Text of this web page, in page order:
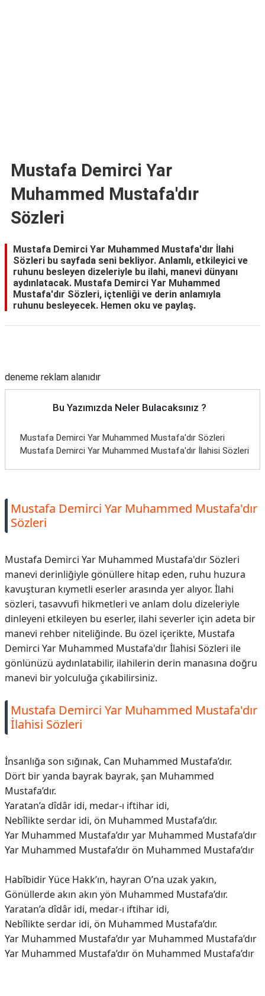
Mustafa Demirci Yar
Muhammed Mustafa'dır
Sözleri
Mustafa Demirci Yar Muhammed Mustafa'dır İlahi
Sözleri bu sayfada seni bekliyor. Anlamlı, etkileyici ve
ruhunu besleyen dizeleriyle bu ilahi, manevi dünyanı
aydınlatacak. Mustafa Demirci Yar Muhammed
Mustafa'dır Sözleri, içtenliği ve derin anlamıyla
ruhunu besleyecek. Hemen oku ve paylaş.
deneme reklam alanıdır
Bu Yazımızda Neler Bulacaksınız ?
Mustafa Demirci Yar Muhammed Mustafa'dır Sözleri
Mustafa Demirci Yar Muhammed Mustafa'dır İlahisi Sözleri
Mustafa Demirci Yar Muhammed Mustafa'dır
Sözleri
Mustafa Demirci Yar Muhammed Mustafa'dır Sözleri
manevi derinliğiyle gönüllere hitap eden, ruhu huzura
kavuşturan kıymetli eserler arasında yer alıyor. İlahi
sözleri, tasavvufi hikmetleri ve anlam dolu dizeleriyle
dinleyeni etkileyen bu eserler, ilahi severler için adeta bir
manevi rehber niteliğinde. Bu özel içerikte, Mustafa
Demirci Yar Muhammed Mustafa'dır İlahisi Sözleri ile
gönlünüzü aydınlatabilir, ilahilerin derin manasına doğru
manevi bir yolculuğa çıkabilirsiniz.
Mustafa Demirci Yar Muhammed Mustafa'dır
İlahisi Sözleri
İnsanlığa son sığınak, Can Muhammed Mustafa’dır.
Dört bir yanda bayrak bayrak, şan Muhammed
Mustafa’dır.
Yaratan’a dîdâr idi, medar-ı iftihar idi,
Nebîlikte serdar idi, ön Muhammed Mustafa’dır.
Yar Muhammed Mustafa’dır yar Muhammed Mustafa’dır
Yar Muhammed Mustafa’dır ön Muhammed Mustafa’dır
Habîbidir Yüce Hakk’ın, hayran O’na uzak yakın,
Gönüllerde akın akın yön Muhammed Mustafa’dır.
Yaratan’a dîdâr idi, medar-ı iftihar idi,
Nebîlikte serdar idi, ön Muhammed Mustafa’dır.
Yar Muhammed Mustafa’dır yar Muhammed Mustafa’dır
Yar Muhammed Mustafa’dır ön Muhammed Mustafa’dır